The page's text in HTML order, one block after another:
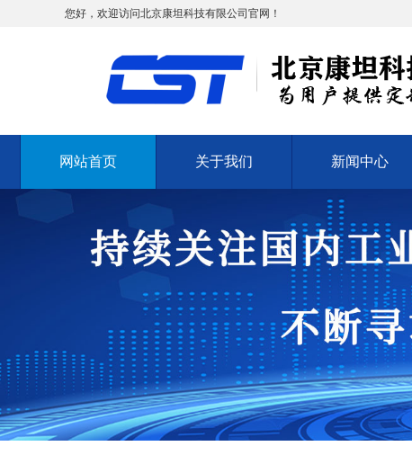
您好，欢迎访问北京康坦科技有限公司官网！
网站首页 关于我们 新闻中心